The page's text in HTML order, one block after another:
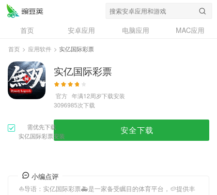
首页 安卓应用 电脑应用
MAC应用
资讯
专题
问答
首页 > 应用软件 > 实亿国际彩票
实亿国际彩票
官方 年满12周岁下载安装
3096985次下载
需优先下载
实亿国际彩票安装
安全下载
小编点评
⛵️导语： 实亿国际彩票🚑是一家备受瞩目的体育平台，🥔提供丰